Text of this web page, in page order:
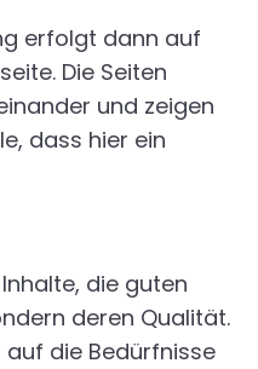
erfolgt dann auf
Die Seiten
und zeigen
dass hier ein
die guten
deren Qualität.
die Bedürfnisse